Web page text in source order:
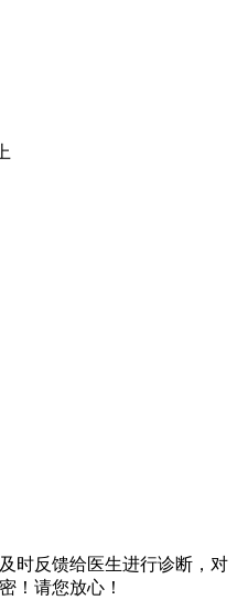
时反馈给医生进行诊断，对
！请您放心！